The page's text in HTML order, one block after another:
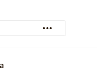
87-66